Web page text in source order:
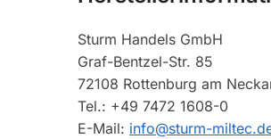
Sturm Handels GmbH
Graf-Bentzel-Str. 85
72108 Rottenburg am
Tel.: +49 7472 1608-0
E-Mail: info@sturm-